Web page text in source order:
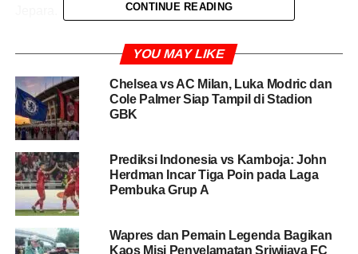
Persib menang dramatis atas PSM di Stadion Gelora BJ
Habibie, Parepare, melalui gol Julio Cesar pada menit ke-
90+7, Dikutip dari laman I.League, Senin (18/5/2026).
Situasi itu membuat Persib mengoleksi 78 poin, unggul
dua poin atas Borneo yang menghuni posisi kedua di
klasemen sementara.
BACA JUGA
Kekacauan Final Turnamen Sepak Bola di Guinea
CONTINUE READING
YOU MAY LIKE
Chelsea vs AC Milan, Luka Modric dan
Cole Palmer Siap Tampil di Stadion
GBK
Prediksi Indonesia vs Kamboja: John
Herdman Incar Tiga Poin pada Laga
Pembuka Grup A
Wapres dan Pemain Legenda Bagikan
Kaos Misi Penyelamatan Sriwijaya FC